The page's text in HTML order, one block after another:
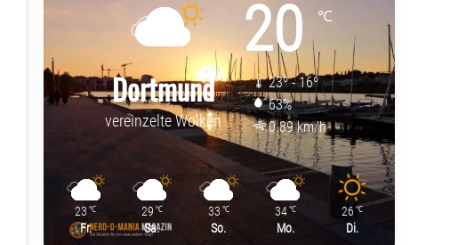
Dortmund
vereinzelte Wolken
20℃
23º - 16º
63%
0.89 km/h
23 ℃
Fr.
29 ℃
Sa.
33 ℃
So.
34 ℃
Mo.
26 ℃
Di.